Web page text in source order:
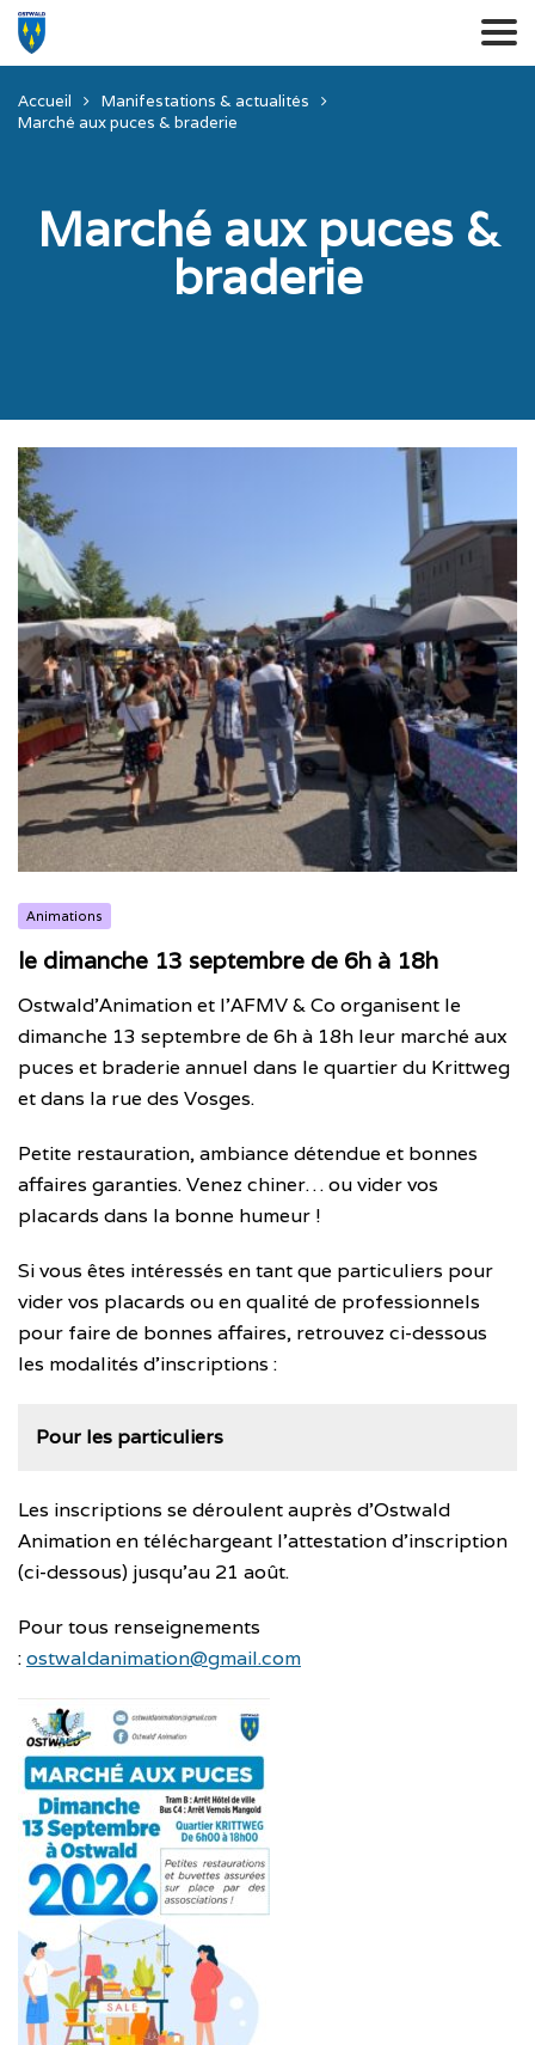
Accueil
Manifestations & actualités
Marché aux puces & braderie
Marché aux puces &
braderie
Animations
le dimanche 13 septembre de 6h à 18h
Ostwald’Animation et l’AFMV & Co organisent le
dimanche 13 septembre de 6h à 18h leur marché aux
puces et braderie annuel dans le quartier du Krittweg
et dans la rue des Vosges.
Petite restauration, ambiance détendue et bonnes
affaires garanties. Venez chiner… ou vider vos
placards dans la bonne humeur !
Si vous êtes intéressés en tant que particuliers pour
vider vos placards ou en qualité de professionnels
pour faire de bonnes affaires, retrouvez ci-dessous
les modalités d’inscriptions :
Pour les particuliers
Les inscriptions se déroulent auprès d’Ostwald
Animation en téléchargeant l’attestation d’inscription
(ci-dessous) jusqu’au 21 août.
Pour tous renseignements
:ostwaldanimation@gmail.com